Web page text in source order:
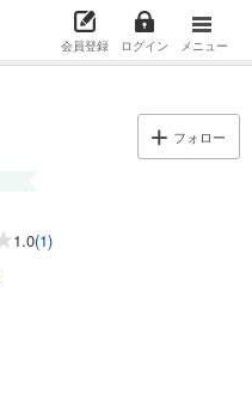
会員登録 ログイン メニュー
フォロー
1.0(1)